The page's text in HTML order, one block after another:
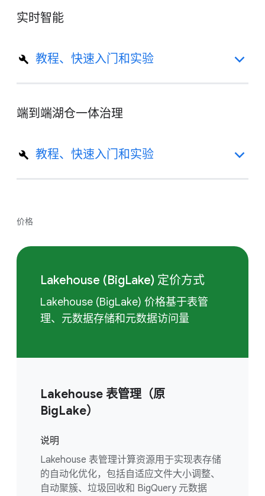
实时智能
教程、快速入门和实验
端到端湖仓一体治理
教程、快速入门和实验
价格
Lakehouse (BigLake) 定价方式
Lakehouse (BigLake) 价格基于表管
理、元数据存储和元数据访问量
Lakehouse 表管理（原
BigLake）
说明
Lakehouse 表管理计算资源用于实现表存储
的自动化优化，包括自适应文件大小调整、
自动聚簇、垃圾回收和 BigQuery 元数据